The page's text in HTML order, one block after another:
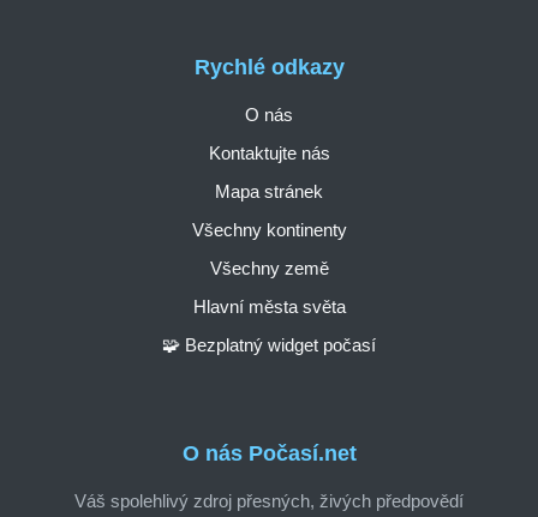
O nás Počasí.net
Váš spolehlivý zdroj přesných, živých předpovědí
Rychlé odkazy
O nás
Kontaktujte nás
Mapa stránek
Všechny kontinenty
Všechny země
Hlavní města světa
🧩 Bezplatný widget počasí